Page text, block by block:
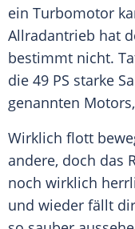
ein Turbomotor
Allradantrieb hat
bestimmt nicht.
die 49 PS starke
genannten
Wirklich flott
andere, doch das
noch wirklich
und wieder fällt